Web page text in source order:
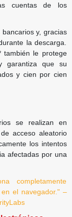
cuentas de los
y, gracias
la descarga.
también le protege
garantiza que su
y cien por cien
se realizan en
acceso aleatorio
los intentos
afectadas por una
completamente
el navegador." –